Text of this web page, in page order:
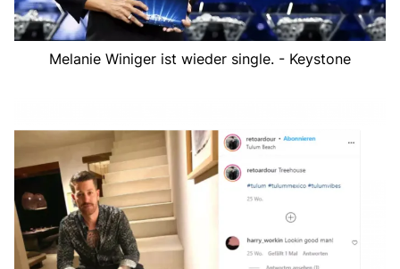
Melanie Winiger ist wieder single. - Keystone